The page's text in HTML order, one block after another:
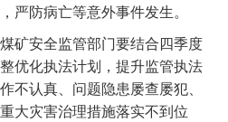
严防病亡等意外事件发生。
矿安全监管部门要结合四季度
优化执法计划，提升监管执法
不认真、问题隐患屡查屡犯、
大灾害治理措施落实不到位